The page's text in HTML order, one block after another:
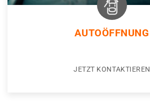
AUTOÖFFNUNG
JETZT KONTAKTIEREN